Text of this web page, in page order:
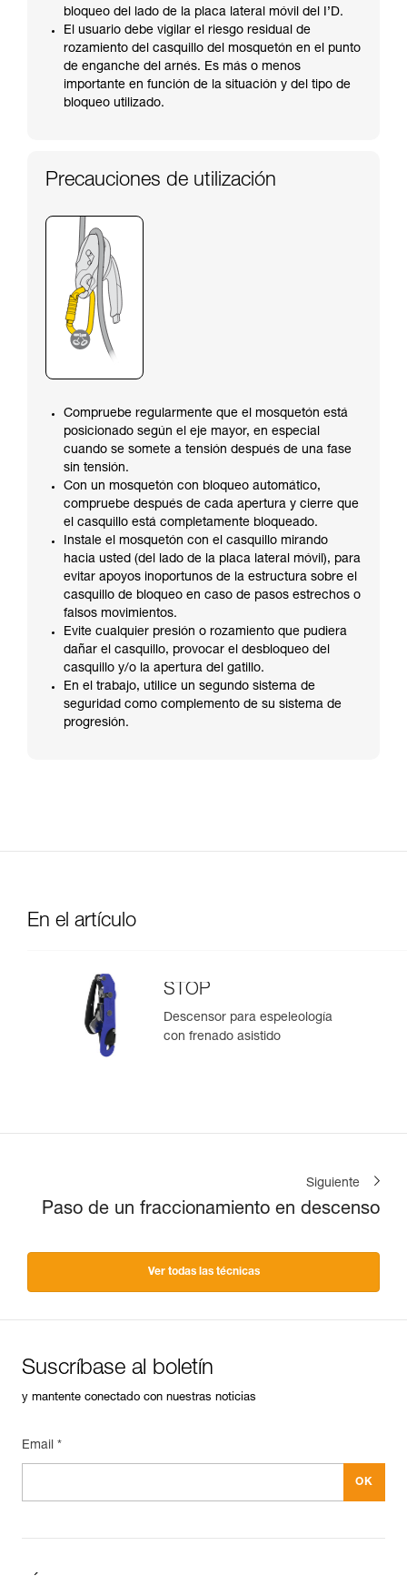
bloqueo del lado de la placa lateral móvil del I’D.
El usuario debe vigilar el riesgo residual de
rozamiento del casquillo del mosquetón en el punto
de enganche del arnés. Es más o menos
importante en función de la situación y del tipo de
bloqueo utilizado.
Precauciones de utilización
Compruebe regularmente que el mosquetón está
posicionado según el eje mayor, en especial
cuando se somete a tensión después de una fase
sin tensión.
Con un mosquetón con bloqueo automático,
compruebe después de cada apertura y cierre que
el casquillo está completamente bloqueado.
Instale el mosquetón con el casquillo mirando
hacia usted (del lado de la placa lateral móvil), para
evitar apoyos inoportunos de la estructura sobre el
casquillo de bloqueo en caso de pasos estrechos o
falsos movimientos.
Evite cualquier presión o rozamiento que pudiera
dañar el casquillo, provocar el desbloqueo del
casquillo y/o la apertura del gatillo.
En el trabajo, utilice un segundo sistema de
seguridad como complemento de su sistema de
progresión.
En el artículo
STOP
Descensor para espeleología
con frenado asistido
Siguiente
Paso de un fraccionamiento en descenso
Ver todas las técnicas
Suscríbase al boletín
y mantente conectado con nuestras noticias
Email *